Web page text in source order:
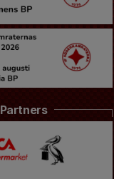
Partners